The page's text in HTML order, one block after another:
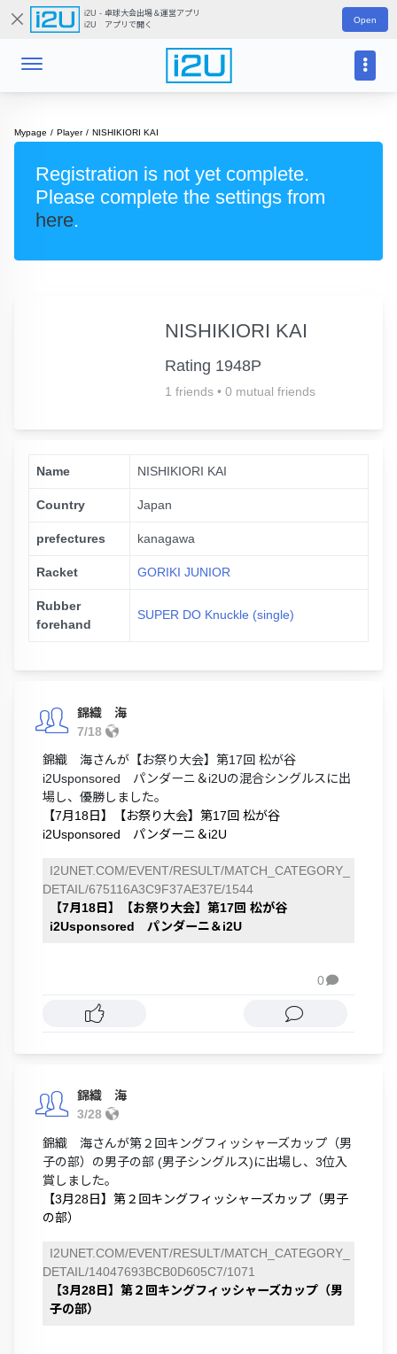
i2U - 卓球大会出場＆運営アプリ
i2U アプリで開く
Open
Mypage Player NISHIKIORI KAI
Registration is not yet complete.
Please complete the settings from
here.
NISHIKIORI KAI
Rating 1948P
1 friends • 0 mutual friends
Name NISHIKIORI KAI
Country Japan
prefectures kanagawa
Racket GORIKI JUNIOR
Rubber
forehand
SUPER DO Knuckle (single)
錦織 海
7/18
錦織 海さんが【お祭り大会】第17回 松が谷
i2Usponsored パンダーニ＆i2Uの混合シングルスに出
場し、優勝しました。
【7月18日】【お祭り大会】第17回 松が谷
i2Usponsored パンダーニ＆i2U
I2UNET.COM/EVENT/RESULT/MATCH_CATEGORY_
DETAIL/675116A3C9F37AE37E/1544
【7月18日】【お祭り大会】第17回 松が谷
i2Usponsored パンダーニ＆i2U
0
錦織 海
3/28
錦織 海さんが第２回キングフィッシャーズカップ（男
子の部）の男子の部 (男子シングルス)に出場し、3位入
賞しました。
【3月28日】第２回キングフィッシャーズカップ（男子
の部）
I2UNET.COM/EVENT/RESULT/MATCH_CATEGORY_
DETAIL/14047693BCB0D605C7/1071
【3月28日】第２回キングフィッシャーズカップ（男
子の部）